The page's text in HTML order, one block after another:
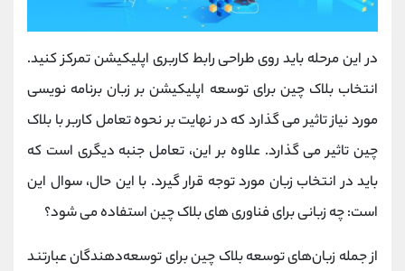
در این مرحله باید روی طراحی رابط کاربری اپلیکیشن تمرکز کنید.
انتخاب بلاک چین برای توسعه اپلیکیشن بر زبان برنامه نویسی
مورد نیاز تاثیر می گذارد که در نهایت بر نحوه تعامل کاربر با بلاک
چین تاثیر می گذارد. علاوه بر این، تعامل جنبه دیگری است که
باید در انتخاب زبان مورد توجه قرار گیرد. با این حال، سوال این
است: چه زبانی برای فناوری های بلاک چین استفاده می شود؟
از جمله زبان‌های توسعه بلاک چین برای توسعه‌دهندگان عبارتند